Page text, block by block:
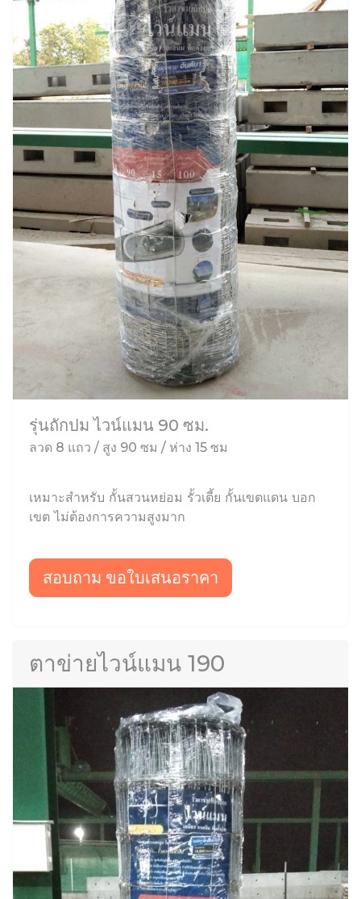
รุ่นถักปม ไวน์แมน 90 ซม.
ลวด 8 แถว / สูง 90 ซม / ห่าง 15 ซม
เหมาะสำหรับ กั้นสวนหย่อม รั้วเตี้ย กั้นเขตแดน บอก
เขต ไม่ต้องการความสูงมาก
สอบถาม ขอใบเสนอราคา
ตาข่ายไวน์แมน 190